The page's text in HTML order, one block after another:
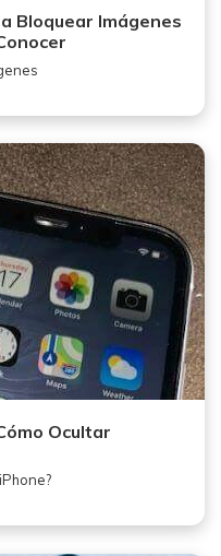
Bloquear Imágenes
Ocultar